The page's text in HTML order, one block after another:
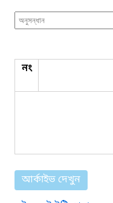
নং
আর্কাইভ দেখুন